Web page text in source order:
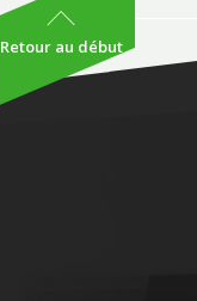
Retour au début